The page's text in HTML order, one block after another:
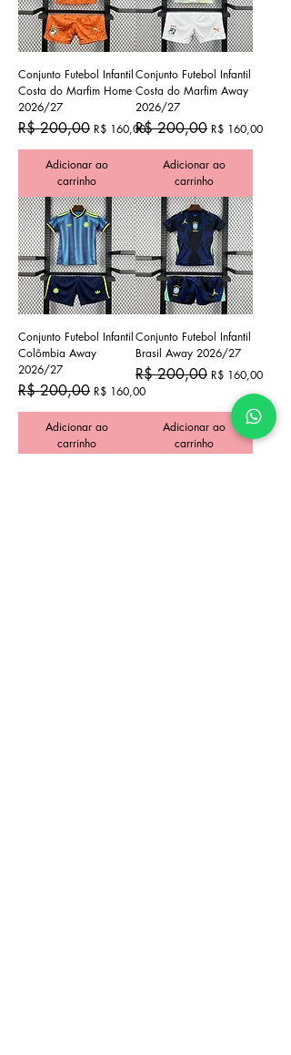
Conjunto Futebol Infantil
Costa do Marfim Home
2026/27
Preço normal
R$ 200,00 Preço promocional
R$ 160,00
Adicionar ao
carrinho
Conjunto Futebol Infantil
Costa do Marfim Away
2026/27
Preço normal
R$ 200,00 Preço
R$ 160,00
Adicionar ao
carrinho
Conjunto Futebol Infantil
Colômbia Away
2026/27
Preço normal
R$ 200,00 Preço promocional
R$ 160,00
Adicionar ao
carrinho
Conjunto Futebol Infantil
Brasil Away 2026/27
Preço normal
R$ 200,00 Preço
R$ 160,00
Adicionar ao
carrinho